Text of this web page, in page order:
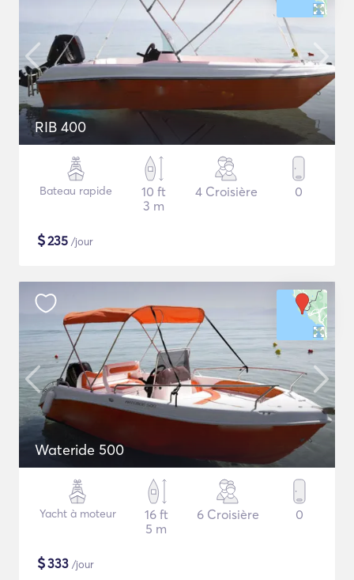
RIB 400
Bateau rapide
10 ft
3 m
4 Croisière 0
$235 /jour
Wateride 500
Yacht à moteur
16 ft
5 m
6 Croisière 0
$333 /jour